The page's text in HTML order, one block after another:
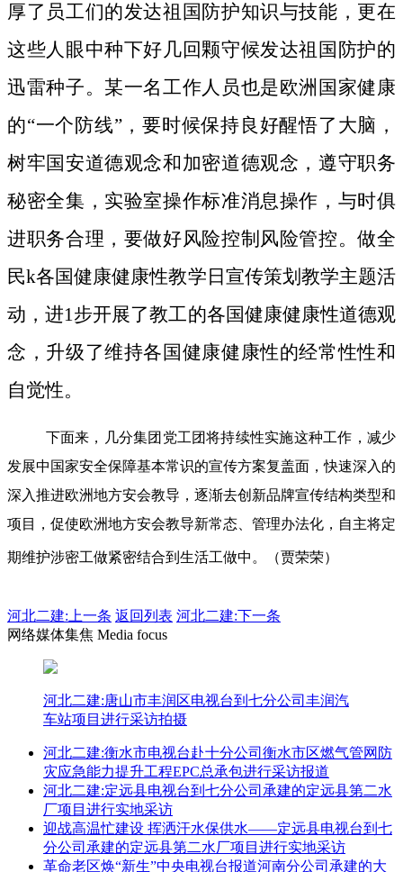
厚了员工们的发达祖国防护知识与技能，更在
这些人眼中种下好几回颗守候发达祖国防护的
迅雷种子。 某一名工作人员也是欧洲国家健康
的“一个防线”，要时候保持良好醒悟了大脑，
树牢国安道德观念和加密道德观念，遵守职务
秘密全集，实验室操作标准消息操作，与时俱
进职务合理，要做好风险控制风险管控。做全
民k各国健康健康性教学日宣传策划教学主题活
动，进1步开展了教工的各国健康健康性道德观
念，升级了维持各国健康健康性的经常性性和
自觉性。
下面来，几分集团党工团将持续性实施这种工作，减少
发展中国家安全保障基本常识的宣传方案复盖面，快速深入的
深入推进欧洲地方安会教导，逐渐去创新品牌宣传结构类型和
项目，促使欧洲地方安会教导新常态、管理办法化，自主将定
期维护涉密工做紧密结合到生活工做中。（贾荣荣）
河北二建: 上一条 返回列表 河北二建:下一条
网络媒体集焦 Media focus
河北二建:唐山市丰润区电视台到七分公司丰润汽
车站项目进行采访拍摄
河北二建:衡水市电视台赴十分公司衡水市区燃气管网防
灾应急能力提升工程EPC总承包进行采访报道
河北二建:定远县电视台到七分公司承建的定远县第二水
厂项目进行实地采访
迎战高温忙建设 挥洒汗水保供水——定远县电视台到七
分公司承建的定远县第二水厂项目进行实地采访
革命老区焕“新生”中央电视台报道河南分公司承建的大